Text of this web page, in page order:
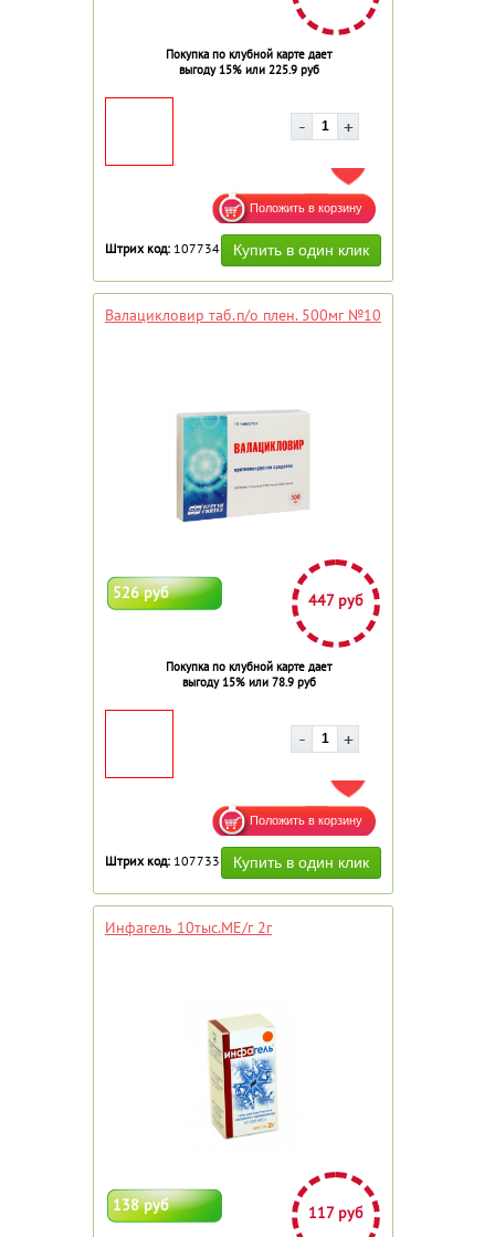
Покупка по клубной карте дает
выгоду 15% или 225.9 руб
ДОБАВИТЬ В ИЗБРАННОЕ
Штрих код: 107734
Валацикловир таб.п/о плен. 500мг №10
526 руб 447 руб
Покупка по клубной карте дает
выгоду 15% или 78.9 руб
ДОБАВИТЬ В ИЗБРАННОЕ
Штрих код: 107733
Инфагель 10тыс.МЕ/г 2г
138 руб 117 руб